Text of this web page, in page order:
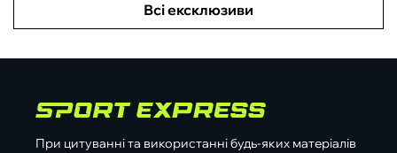
Всі ексклюзиви
При цитуванні та використанні будь-яких матеріалів